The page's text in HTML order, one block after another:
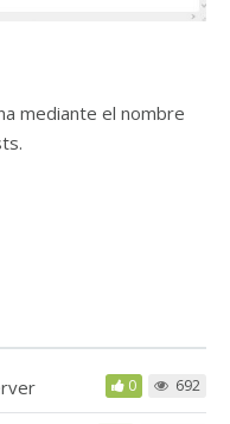
mediante el nombre
0 692